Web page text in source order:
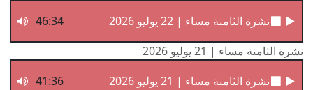
نشرة الثامنة مساء | 22 يوليو 2026
46:34
نشرة الثامنة مساء | 21 يوليو 2026
نشرة الثامنة مساء | 21 يوليو 2026
41:36